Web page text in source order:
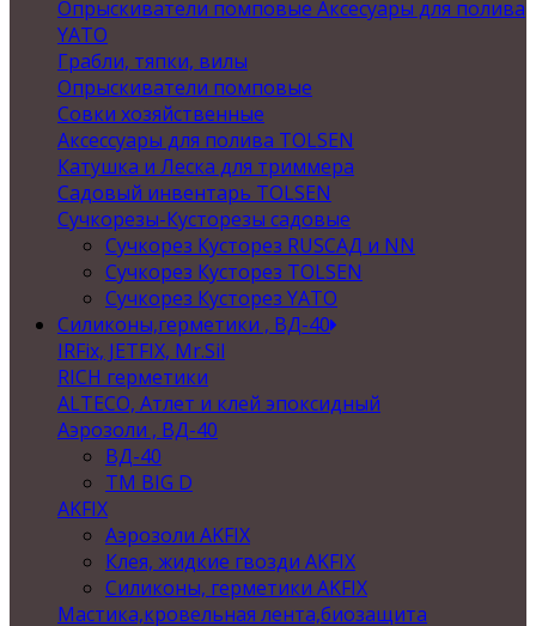
Опрыскиватели помповые Аксесуары для полива
YATO
Грабли, тяпки, вилы
Опрыскиватели помповые
Совки хозяйственные
Аксессуары для полива TOLSEN
Катушка и Леска для триммера
Садовый инвентарь TOLSEN
Сучкорезы-Кусторезы садовые
Сучкорез Кусторез RUSСАД и NN
Сучкорез Кусторез TOLSEN
Сучкорез Кусторез YATO
Силиконы,герметики , ВД-40
IRFix, JETFIX, Mr.Sil
RICH герметики
ALTECO, Атлет и клей эпоксидный
Аэрозоли , ВД-40
ВД-40
TM BIG D
AKFIX
Аэрозоли AKFIX
Клея, жидкие гвозди AKFIX
Силиконы, герметики AKFIX
Мастика,кровельная лента,биозащита